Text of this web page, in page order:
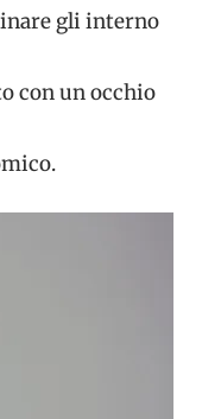
gli interno
con un occhio